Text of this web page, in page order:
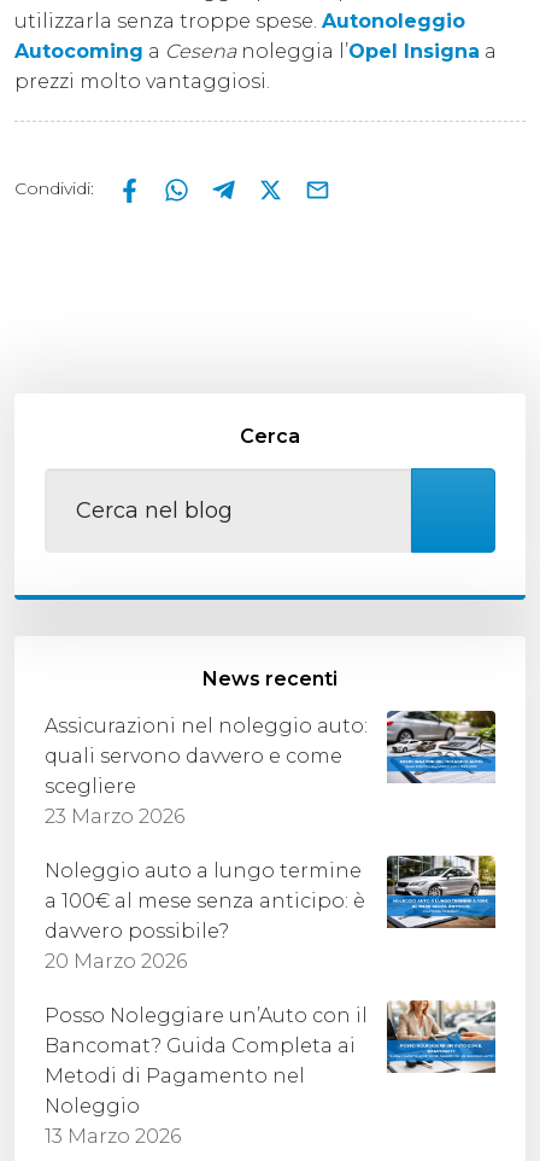
utilizzarla senza troppe spese. Autonoleggio
Autocoming a Cesenanoleggia l’Opel Insigna a
prezzi molto vantaggiosi.
Condividi:
Cerca
News recenti
Assicurazioni nel noleggio auto:
quali servono davvero e come
scegliere
23 Marzo 2026
Noleggio auto a lungo termine
a 100€ al mese senza anticipo: è
davvero possibile?
20 Marzo 2026
Posso Noleggiare un’Auto con il
Bancomat? Guida Completa ai
Metodi di Pagamento nel
Noleggio
13 Marzo 2026